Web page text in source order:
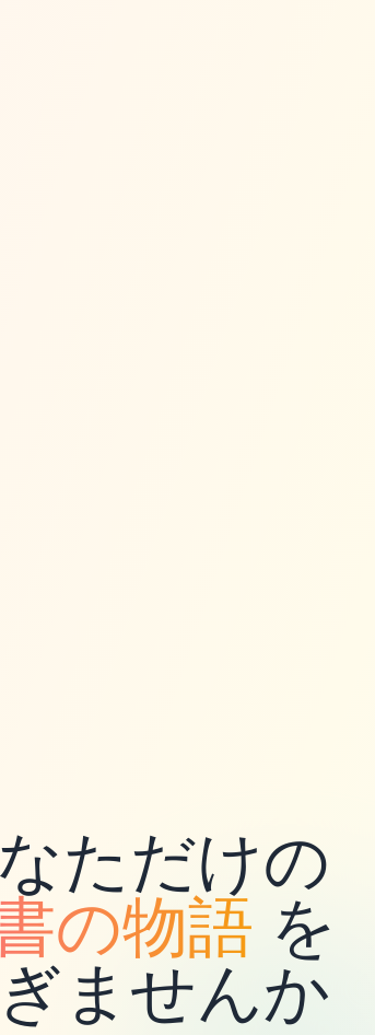
ただけの
の物語 を
ませんか